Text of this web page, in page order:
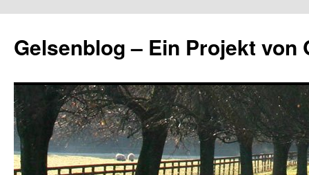
springen
Gelsenblog – Ein Projekt von